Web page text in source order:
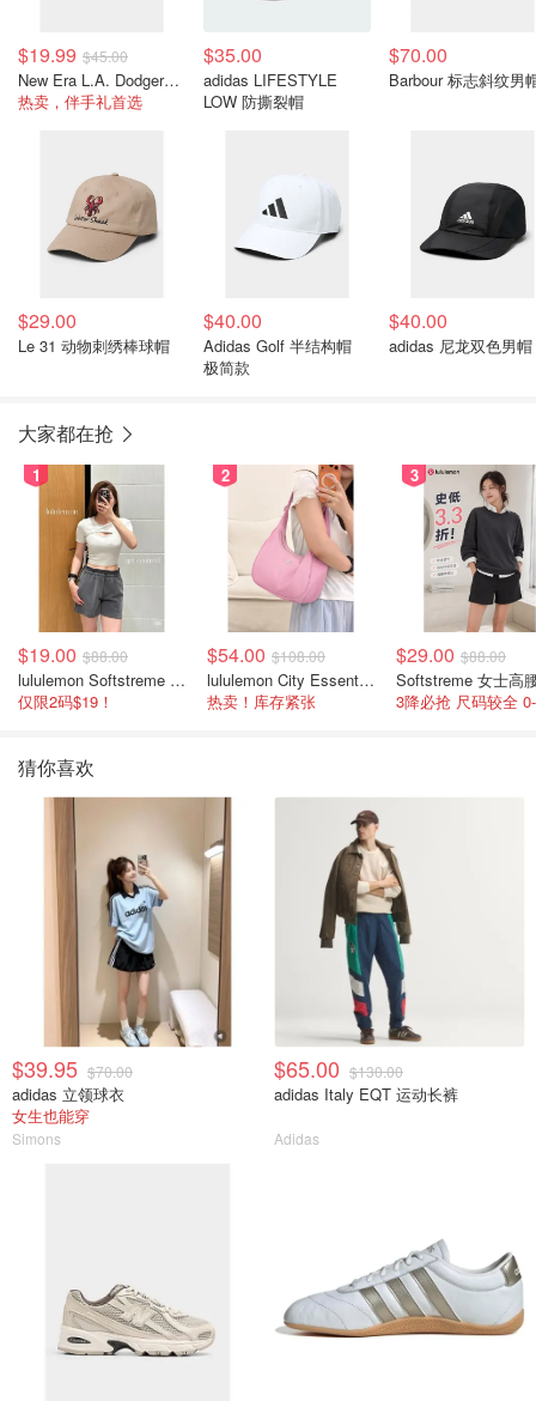
$19.99 $45.00
New Era L.A. Dodgers 拼色棒球帽
热卖，伴手礼首选
$35.00
adidas LIFESTYLE
LOW 防撕裂帽
$70.00
Barbour 标志斜纹男
$29.00
Le 31 动物刺绣棒球帽
$40.00
Adidas Golf 半结构帽
极简款
$40.00
adidas 尼龙双色男帽
大家都在抢
1
$19.00 $88.00
lululemon Softstreme 女士高腰短裤 10cm
仅限2码$19！
2
$54.00 $108.00
lululemon City Essentials 肩背包 4L
热卖！库存紧张
3
$29.00 $88.00
猜你喜欢
$39.95 $70.00
adidas 立领球衣
女生也能穿
Simons
$65.00 $130.00
adidas Italy EQT 运动长裤
Adidas